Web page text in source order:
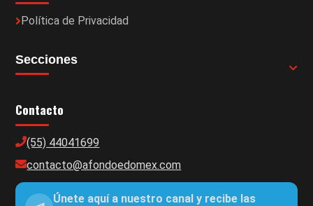
Política de Privacidad
Secciones
Contacto
(55) 44041699
contacto@afondoedomex.com
Únete aquí a nuestro canal y recibe las